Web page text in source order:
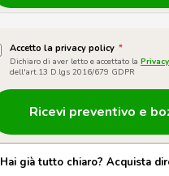
Accetto la privacy policy *
Dichiaro di aver letto e accettato la
dell'art.13 D.lgs 2016/679 GDPR
Hai già tutto chiaro? Acquista